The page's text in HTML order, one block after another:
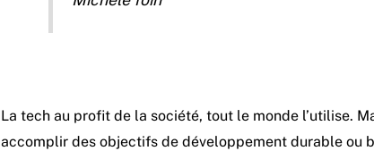
La tech au profit de la société, tout le monde l’utilise.
accomplir des objectifs de développement durable ou